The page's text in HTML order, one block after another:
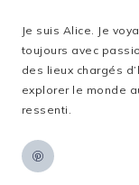
Je suis Alice. Je
toujours avec
des lieux chargés
explorer le monde
ressenti.